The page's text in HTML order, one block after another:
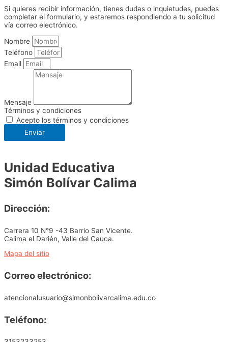
Si quieres recibir información, tienes dudas o inquietudes, puedes
completar el formulario, y estaremos respondiendo a tu solicitud
vía correo electrónico.
Nombre
Teléfono
Email
Mensaje
Términos y condiciones
Acepto los términos y condiciones
Enviar
Unidad Educativa
Simón Bolívar Calima
Dirección:
Carrera 10 N°9 -43 Barrio San Vicente.
Calima el Darién, Valle del Cauca.
Mapa del sitio
Correo electrónico:
atencionalusuario@simonbolivarcalima.edu.co
Teléfono: